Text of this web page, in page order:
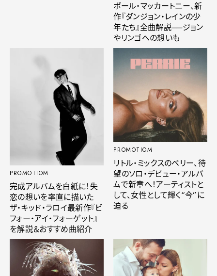
ポール・マッカートニー、新
作『ダンジョン・レインの少
年たち』全曲解説──ジョン
やリンゴへの想いも
PROMOTIOM
完成アルバムを白紙に！失
恋の想いを率直に描いた
ザ・キッド・ラロイ最新作『ビ
フォー・アイ・フォーゲット』
を解説＆おすすめ曲紹介
PROMOTIOM
リトル・ミックスのペリー、待
望のソロ・デビュー・アルバ
ムで新章へ！アーティストと
して、女性として輝く“今”に
迫る